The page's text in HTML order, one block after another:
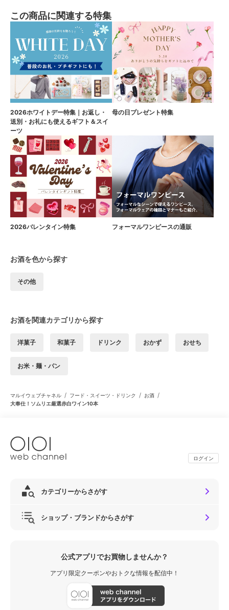
この商品に関連する特集
2026ホワイトデー特集｜お返し・
送別・お礼にも使えるギフト＆スイ
ーツ
母の日プレゼント特集
2026バレンタイン特集 フォーマルワンピースの通販
お酒を色から探す
その他
お酒を関連カテゴリから探す
洋菓子 和菓子 ドリンク おかず おせち
お米・麺・パン
マルイウェブチャネル / フード・スイーツ・ドリンク / お酒 /
大奉仕！ソムリエ厳選赤白ワイン10本
ログイン
カテゴリーからさがす
ショップ・ブランドからさがす
公式アプリでお買物しませんか？
アプリ限定クーポンやおトクな情報を配信中！